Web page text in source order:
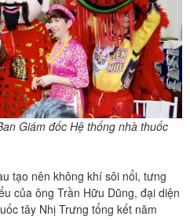
Giám đốc Hệ thống nhà thuốc
tạo nên không khí sôi nổi, tưng
của ông Trần Hữu Dũng, đại diện
tây Nhị Trưng tổng kết năm